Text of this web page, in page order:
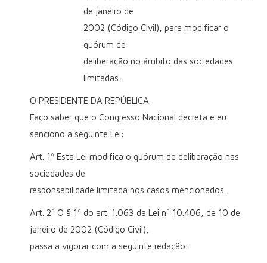
de janeiro de
2002 (Código Civil), para modificar o
quórum de
deliberação no âmbito das sociedades
limitadas.
O PRESIDENTE DA REPÚBLICA
Faço saber que o Congresso Nacional decreta e eu
sanciono a seguinte Lei:
Art. 1º Esta Lei modifica o quórum de deliberação nas
sociedades de
responsabilidade limitada nos casos mencionados.
Art. 2º O § 1º do art. 1.063 da Lei nº 10.406, de 10 de
janeiro de 2002 (Código Civil),
passa a vigorar com a seguinte redação: